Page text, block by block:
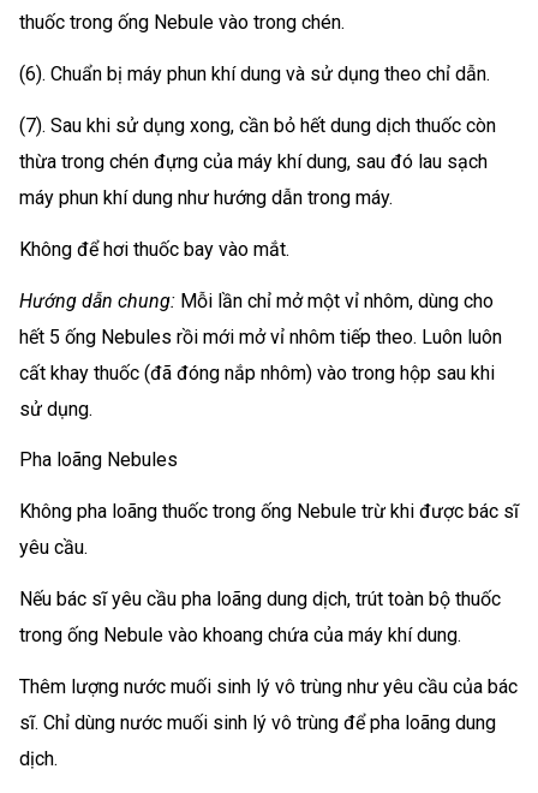
thuốc trong ống Nebule vào trong chén.
(6). Chuẩn bị máy phun khí dung và sử dụng theo chỉ dẫn.
(7). Sau khi sử dụng xong, cần bỏ hết dung dịch thuốc còn
thừa trong chén đựng của máy khí dung, sau đó lau sạch
máy phun khí dung như hướng dẫn trong máy.
Không để hơi thuốc bay vào mắt.
Hướng dẫn chung: Mỗi lần chỉ mở một vỉ nhôm, dùng cho
hết 5 ống Nebules rồi mới mở vỉ nhôm tiếp theo. Luôn luôn
cất khay thuốc (đã đóng nắp nhôm) vào trong hộp sau khi
sử dụng.
Pha loãng Nebules
Không pha loãng thuốc trong ống Nebule trừ khi được bác sĩ
yêu cầu.
Nếu bác sĩ yêu cầu pha loãng dung dịch, trút toàn bộ thuốc
trong ống Nebule vào khoang chứa của máy khí dung.
Thêm lượng nước muối sinh lý vô trùng như yêu cầu của bác
sĩ. Chỉ dùng nước muối sinh lý vô trùng để pha loãng dung
dịch.